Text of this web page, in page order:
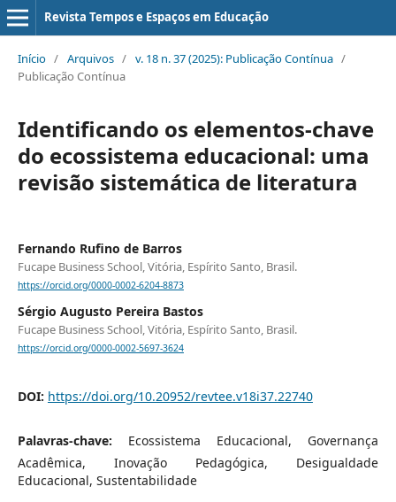
Revista Tempos e Espaços em Educação
Início / Arquivos / v. 18 n. 37 (2025): Publicação Contínua /
Publicação Contínua
Identificando os elementos-chave
do ecossistema educacional: uma
revisão sistemática de literatura
Fernando Rufino de Barros
Fucape Business School, Vitória, Espírito Santo, Brasil.
https://orcid.org/0000-0002-6204-8873
Sérgio Augusto Pereira Bastos
Fucape Business School, Vitória, Espírito Santo, Brasil.
https://orcid.org/0000-0002-5697-3624
DOI: https://doi.org/10.20952/revtee.v18i37.22740
Palavras-chave: Ecossistema Educacional, Governança
Acadêmica, Inovação Pedagógica, Desigualdade
Educacional, Sustentabilidade